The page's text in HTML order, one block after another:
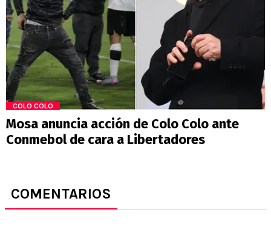
COLO COLO
Mosa anuncia acción de Colo Colo ante
Conmebol de cara a Libertadores
COMENTARIOS